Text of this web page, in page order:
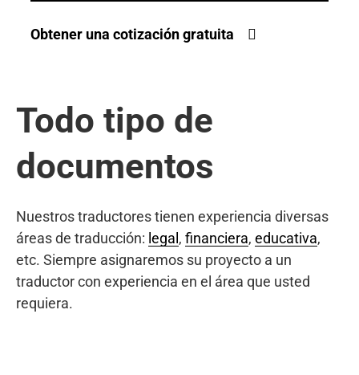
Obtener una cotización gratuita
Todo tipo de
documentos
Nuestros traductores tienen experiencia diversas
áreas de traducción: legal , financiera, educativa,
etc. Siempre asignaremos su proyecto a un
traductor con experiencia en el área que usted
requiera.